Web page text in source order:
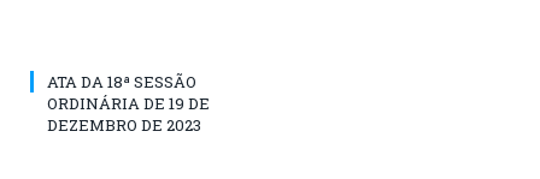
ATA DA 18ª SESSÃO
ORDINÁRIA DE 19 DE
DEZEMBRO DE 2023